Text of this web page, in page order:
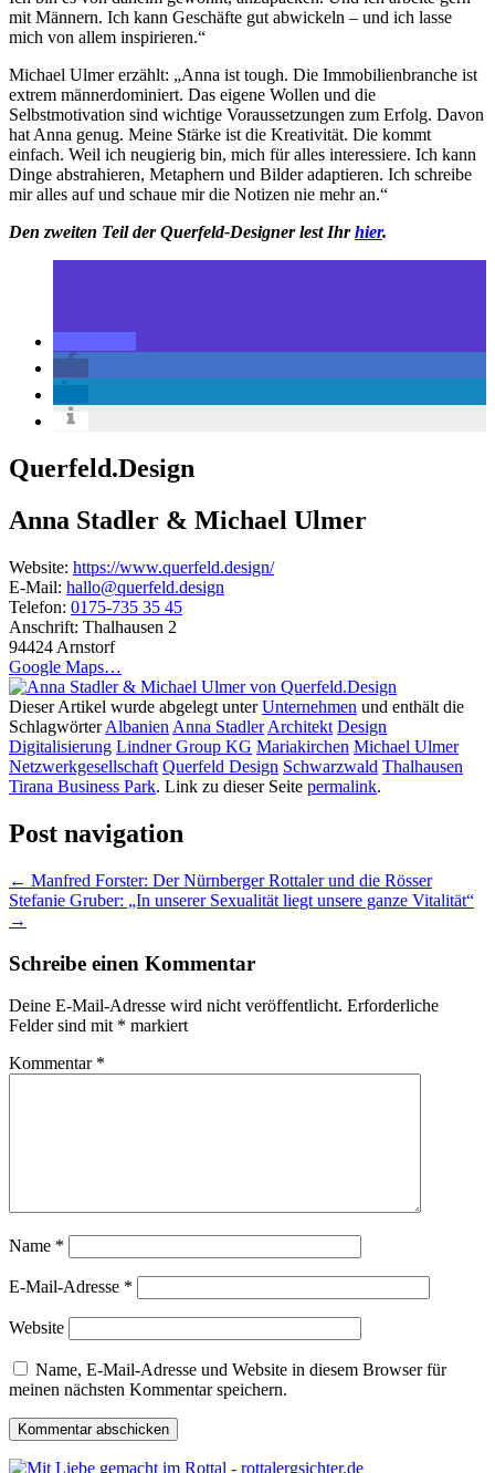
mit Männern. Ich kann Geschäfte gut abwickeln – und ich lasse
mich von allem inspirieren.“
Michael Ulmer erzählt: „Anna ist tough. Die Immobilienbranche ist
extrem männerdominiert. Das eigene Wollen und die
Selbstmotivation sind wichtige Voraussetzungen zum Erfolg. Davon
hat Anna genug. Meine Stärke ist die Kreativität. Die kommt
einfach. Weil ich neugierig bin, mich für alles interessiere. Ich kann
Dinge abstrahieren, Metaphern und Bilder adaptieren. Ich schreibe
mir alles auf und schaue mir die Notizen nie mehr an.“
Den zweiten Teil der Querfeld-Designer lest Ihrhier.
Querfeld.Design
Anna Stadler & Michael Ulmer
Website: https://www.querfeld.design/
E-Mail: hallo@querfeld.design
Telefon: 0175-735 35 45
Anschrift: Thalhausen 2
94424 Arnstorf
Google Maps…
Dieser Artikel wurde abgelegt unterUnternehmen und enthält die
SchlagwörterAlbanien Anna Stadler Architekt Design
Digitalisierung Lindner Group KG Mariakirchen Michael Ulmer
Netzwerkgesellschaft Querfeld Design Schwarzwald Thalhausen
Tirana Business Park. Link zu dieser Seite permalink.
Post navigation
← Manfred Forster: Der Nürnberger Rottaler und die Rösser
Stefanie Gruber: „In unserer Sexualität liegt unsere ganze Vitalität“
→
Schreibe einen Kommentar
Deine E-Mail-Adresse wird nicht veröffentlicht. Erforderliche
Felder sind mit * markiert
Kommentar *
Name *
E-Mail-Adresse *
Website
Name, E-Mail-Adresse und Website in diesem Browser für
meinen nächsten Kommentar speichern.